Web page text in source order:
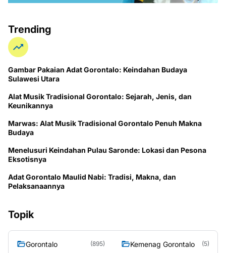
Trending
Gambar Pakaian Adat Gorontalo: Keindahan Budaya
Sulawesi Utara
Alat Musik Tradisional Gorontalo: Sejarah, Jenis, dan
Keunikannya
Marwas: Alat Musik Tradisional Gorontalo Penuh Makna
Budaya
Menelusuri Keindahan Pulau Saronde: Lokasi dan Pesona
Eksotisnya
Adat Gorontalo Maulid Nabi: Tradisi, Makna, dan
Pelaksanaannya
Topik
Gorontalo (895) Kemenag Gorontalo (5)